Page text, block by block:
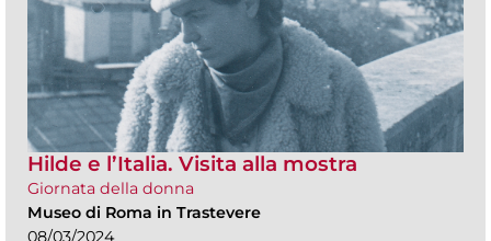
Hilde e l’Italia. Visita alla mostra
Giornata della donna
Museo di Roma in Trastevere
08/03/2024